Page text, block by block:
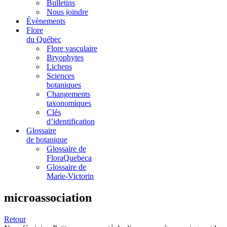
Bulletins
Nous joindre
Évènements
Flore
du Québec
Flore vasculaire
Bryophytes
Lichens
Sciences
botaniques
Changements
taxonomiques
Clés
d’identification
Glossaire
de botanique
Glossaire de
FloraQuebeca
Glossaire de
Marie-Victorin
microassociation
Retour